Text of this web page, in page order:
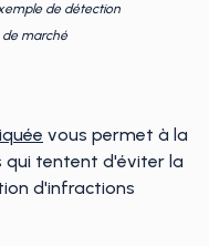
de détection
de marché
vous permet à la
qui tentent d'éviter la
d'infractions